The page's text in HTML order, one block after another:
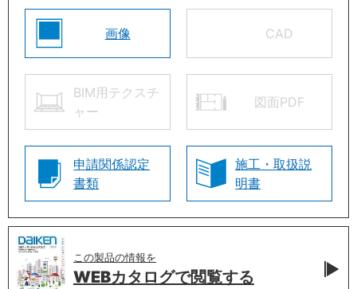
画像 CAD
BIM用テクスチ
ャー
図面PDF
申請関係認定
書類
施工・取扱説
明書
この製品の情報を
WEBカタログで閲覧する